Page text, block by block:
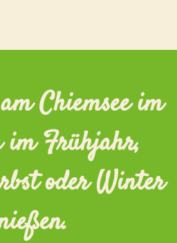
Chiemsee im
im Frühjahr,
oder Winter